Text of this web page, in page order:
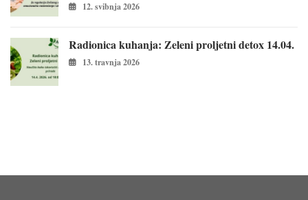
12. svibnja 2026
Radionica kuhanja: Zeleni proljetni detox 14.04.
13. travnja 2026